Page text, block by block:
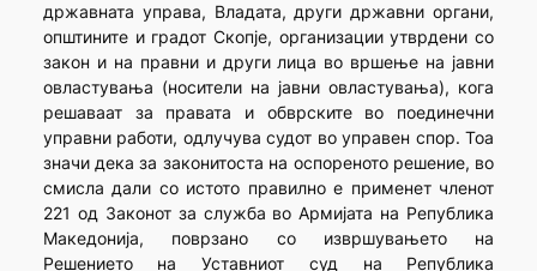
државната управа, Владата, други државни органи,
општините и градот Скопје, организации утврдени со
закон и на правни и други лица во вршење на јавни
овластувања (носители на јавни овластувања), кога
решаваат за правата и обврските во поединечни
управни работи, одлучува судот во управен спор. Тоа
значи дека за законитоста на оспореното решение, во
смисла дали со истото правилно е применет членот
221 од Законот за служба во Армијата на Република
Македонија, поврзано со извршувањето на
Решението на Уставниот суд на Република